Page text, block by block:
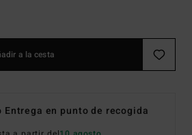
a la cesta
Entrega en punto de recogida